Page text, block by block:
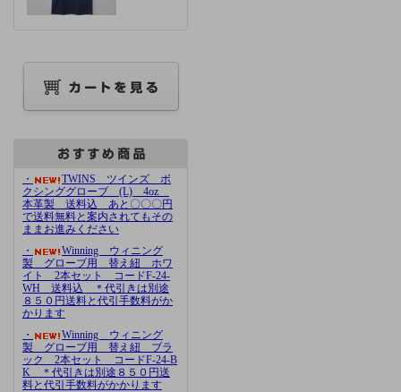
・
TWINS ツインズ ボ
クシンググローブ (L) 4oz
本革製 送料込 あと〇〇〇円
で送料無料と案内されてもその
ままお進みください
・
Winning ウィニング
製 グローブ用 替え紐 ホワ
イト 2本セット コードF-24-
WH 送料込 ＊代引きは別途
８５０円送料と代引手数料がか
かります
・
Winning ウィニング
製 グローブ用 替え紐 ブラ
ック 2本セット コードF-24-B
K ＊代引きは別途８５０円送
料と代引手数料がかかります